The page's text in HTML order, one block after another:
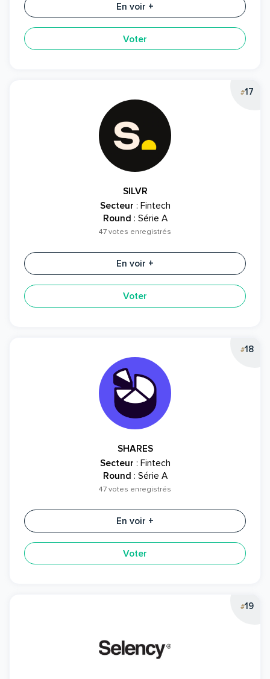
En voir +
Voter
#17
SILVR
Secteur : Fintech
Round : Série A
47 votes enregistrés
En voir +
Voter
#18
SHARES
Secteur : Fintech
Round : Série A
47 votes enregistrés
En voir +
Voter
#19